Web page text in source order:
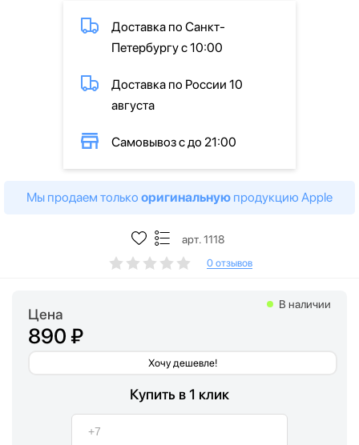
Доставка по Санкт-
Петербургу с 10:00
Доставка по России 10
августа
Самовывоз с до 21:00
Мы продаем только оригинальную продукцию Apple
арт. 1118
0 отзывов
Цена
890 ₽
Хочу дешевле!
В наличии
Купить в 1 клик